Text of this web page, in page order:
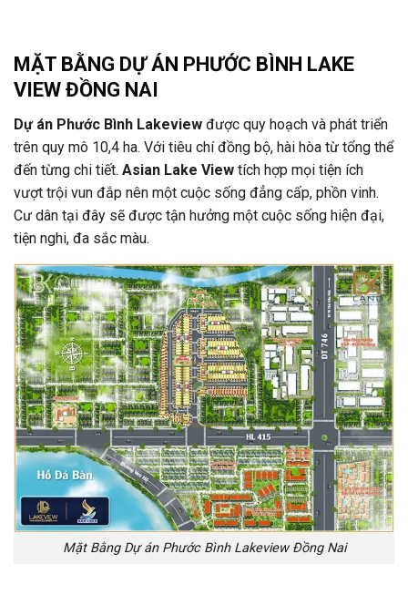
MẶT BẰNG DỰ ÁN PHƯỚC BÌNH LAKE
VIEW ĐỒNG NAI
Dự án Phước Bình Lakeview được quy hoạch và phát triển
trên quy mô 10,4 ha. Với tiêu chí đồng bộ, hài hòa từ tổng thể
đến từng chi tiết. Asian Lake View tích hợp mọi tiện ích
vượt trội vun đắp nên một cuộc sống đẳng cấp, phồn vinh.
Cư dân tại đây sẽ được tận hưởng một cuộc sống hiện đại,
tiện nghi, đa sắc màu.
Mặt Bằng Dự án Phước Bình Lakeview Đồng Nai